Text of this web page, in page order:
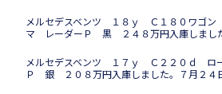
メルセデスベンツ １８ｙ Ｃ１８０ワゴ
マ レーダーＰ 黒 ２４８万円入庫しまし
メルセデスベンツ １７ｙ Ｃ２２０ｄ ロ
Ｐ 銀 ２０８万円入庫しました。７月２４